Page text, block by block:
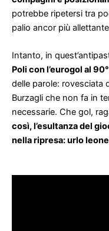
potrebbe ripetersi tra
palio ancor più
Intanto, in
Poli con l’eurogol al
delle parole: rovesciata
Burzagli che non fa in
necessarie. Che gol,
così, l’esultanza del
nella ripresa: urlo